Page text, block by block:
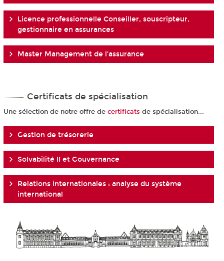
Licence professionnelle Conseiller, souscripteur,
gestionnaire en assurances
Master Management de l'assurance
Certificats de spécialisation
Une sélection de notre offre de certificats de spécialisation...
Gestion de trésorerie
Solvabilité II et Gouvernance
Relations internationales : analyse du système
international